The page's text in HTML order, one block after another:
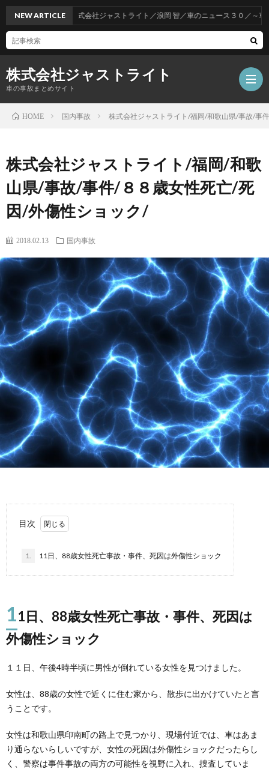
株式会社ジャストライト
車の事故まとめサイト
故
運
転
NEW ARTICLE株式会社ジャストライト／浪岡 智／車のニュース３０／～車をお
HOME 国内事故 株式会社ジャストライト/福岡/和歌山県/事故/事
株式会社ジャストライト/福岡/和歌
山県/事故/事件/８８歳女性死亡/死
因/外傷性ショック/
2018.02.13 国内事故
目次
1. 11日、88歳女性死亡事故・事件、死因は外傷性ショック
11日、88歳女性死亡事故・事件、死因は
外傷性ショック
１１日、午後4時半頃に男性が倒れている女性を見つけました。
女性は、88歳の女性で近くに住む家から、散歩に出かけていたと言
うことです。
女性は和歌山県印南町の路上で見つかり、現場付近では、車はあま
り通らないらしいですが、女性の死因は外傷性ショックだったらし
く、警察は事件事故の両方の可能性を視野に入れ、捜査していま